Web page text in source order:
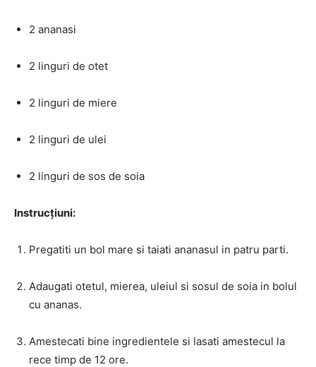
2 ananasi
2 linguri de otet
2 linguri de miere
2 linguri de ulei
2 linguri de sos de soia
Instrucțiuni:
Pregatiti un bol mare si taiati ananasul in patru parti.
Adaugati otetul, mierea, uleiul si sosul de soia in bolul
cu ananas.
Amestecati bine ingredientele si lasati amestecul la
rece timp de 12 ore.